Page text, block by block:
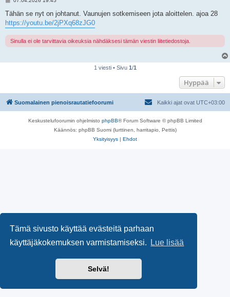
Tämä sivusto käyttää evästeitä parhaan
käyttäjäkokemuksen varmistamiseksi.
Lue lisää
Selvä!
e
t
Tähän se nyt on johtanut. Vaunujen sotkemiseen jota aloittelen. ajoa 28
https://youtu.be/2jPXq68zJG0
Sinulla ei ole tarvittavia oikeuksia nähdäksesi tämän viestin liitetiedostoja.
1 viesti • Sivu 1/1
Hyppää
Suomalainen pienoisrautatiefoorumi Kaikki ajat ovat UTC+03:00
Keskustelufoorumin ohjelmisto phpBB® Forum Software © phpBB Limited
Käännös: phpBB Suomi (lurttinen, harritapio, Pettis)
Yksityisyys | Ehdot